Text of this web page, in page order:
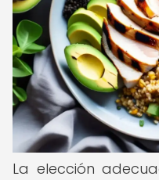
La elección